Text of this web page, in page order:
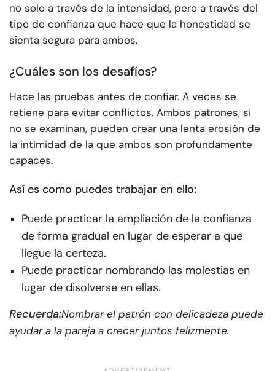
no solo a través de la intensidad, pero a través del
tipo de confianza que hace que la honestidad se
sienta segura para ambos.
¿Cuáles son los desafíos?
Hace las pruebas antes de confiar. A veces se
retiene para evitar conflictos. Ambos patrones, si
no se examinan, pueden crear una lenta erosión de
la intimidad de la que ambos son profundamente
capaces.
Así es como puedes trabajar en ello:
Puede practicar la ampliación de la confianza
de forma gradual en lugar de esperar a que
llegue la certeza.
Puede practicar nombrando las molestias en
lugar de disolverse en ellas.
Recuerda:Nombrar el patrón con delicadeza puede
ayudar a la pareja a crecer juntos felizmente.